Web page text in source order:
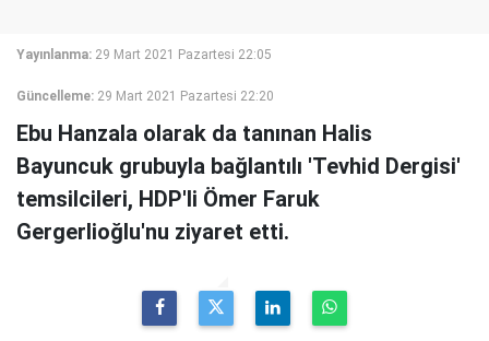
Yayınlanma: 29 Mart 2021 Pazartesi 22:05
Güncelleme: 29 Mart 2021 Pazartesi 22:20
Ebu Hanzala olarak da tanınan Halis
Bayuncuk grubuyla bağlantılı 'Tevhid Dergisi'
temsilcileri, HDP'li Ömer Faruk
Gergerlioğlu'nu ziyaret etti.